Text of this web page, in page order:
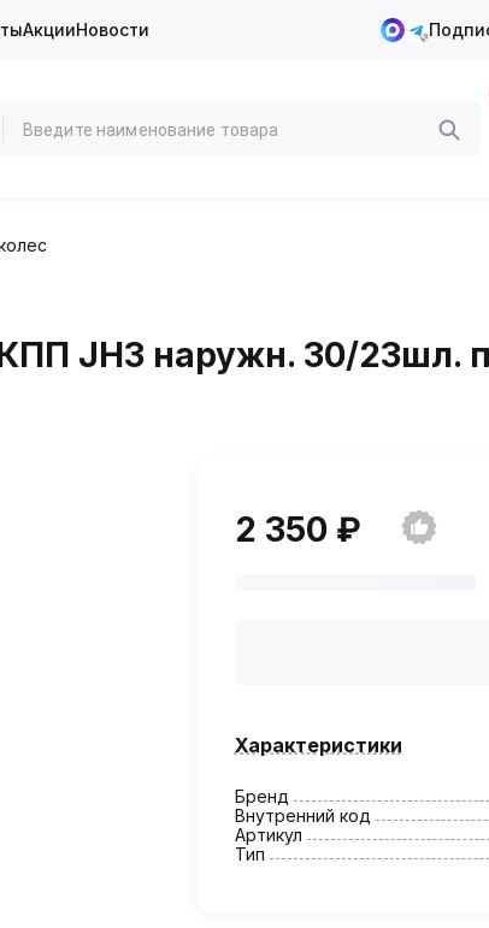
АкцииНовости
JH3 наружн. 30/23шл.
2 350 ₽
Характеристики
Бренд
Внутренний код
Артикул
Тип